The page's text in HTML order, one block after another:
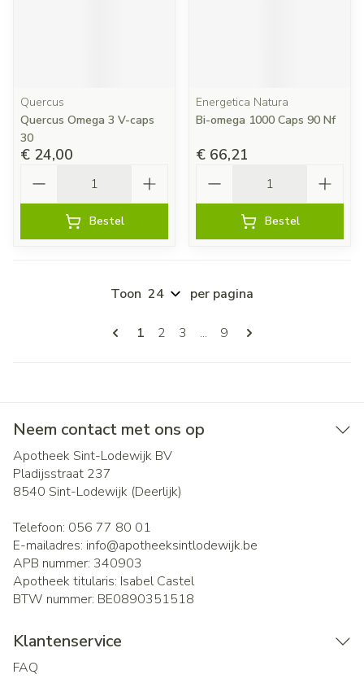
Quercus
Quercus Omega 3 V-caps
30
€ 24,00
Bestel
Energetica Natura
Bi-omega 1000 Caps 90 Nf
€ 66,21
Bestel
Pagina's
U lees momenteel pagina
1 Pagina
2 Pagina
3 ... Pagina
9
Toon per pagina
Neem contact met ons op
Apotheek Sint-Lodewijk BV
Pladijsstraat 237
8540 Sint-Lodewijk (Deerlijk)
Telefoon: 056 77 80 01
E-mailadres: info@apotheeksintlodewijk.be
APB nummer: 340903
Apotheek titularis: Isabel Castel
BTW nummer: BE0890351518
Klantenservice
FAQ